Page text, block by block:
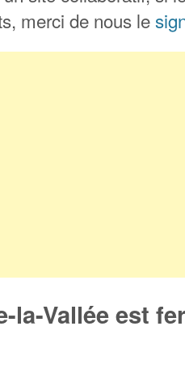
merci de nous le
la-Vallée est